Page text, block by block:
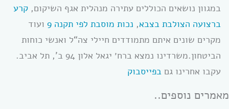
במגוון נושאים הכוללים עתירה מנהלית אגף השיקום, קרע
ברצועה הצולבת בצבא, נכות מוסבת לפי תקנה 9
ועוד
מקרים שונים איתם מתמודדים חיילי צה“ל ואנשי כוחות
הביטחון.משרדינו נמצא ברח׳ יגאל אלון 94 ב’, תל אביב.
עקבו אחרינו גם בפייסבוק
מאמרים נוספים..